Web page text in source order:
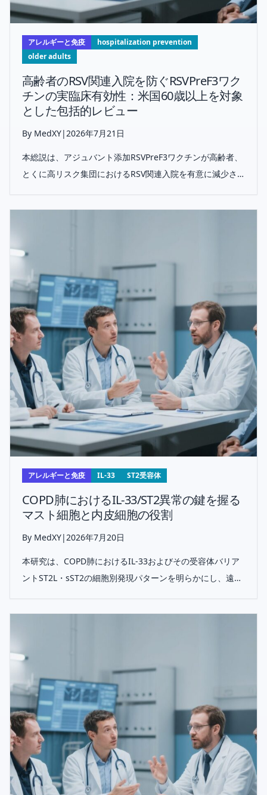
アレルギーと免疫
hospitalization prevention
older adults
高齢者のRSV関連入院を防ぐRSVPreF3ワク
チンの実臨床有効性：米国60歳以上を対象
とした包括的レビュー
By MedXY|2026年7月21日
本総説は、アジュバント添加RSVPreF3ワクチンが高齢者、
とくに高リスク集団におけるRSV関連入院を有意に減少さ
患負担の軽減における同ワクチンの重要な役割を支持す
アレルギーと免疫 IL-33 ST2受容体
COPD肺におけるIL-33/ST2異常の鍵を握る
マスト細胞と内皮細胞の役割
By MedXY|2026年7月20日
本研究は、COPD肺におけるIL-33およびその受容体バリア
ントST2L・sST2の細胞別発現パターンを明らかにし、遠位
した。